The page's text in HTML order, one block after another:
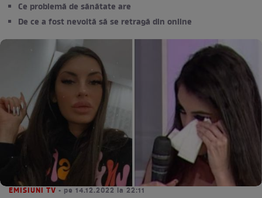
Ce problemă de sănătate are
De ce a fost nevoită să se retragă din online
EMISIUNI TV • pe 14.12.2022 la 22:11